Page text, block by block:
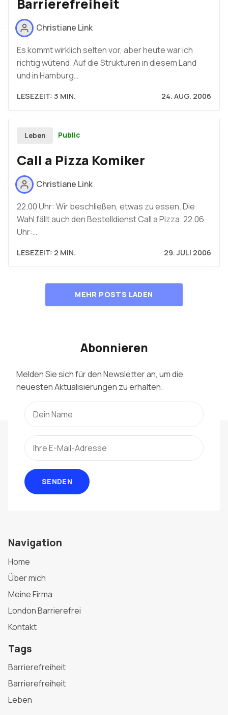
Barrierefreiheit
Christiane Link
Es kommt wirklich selten vor, aber heute war ich
richtig wütend. Auf die Strukturen in diesem Land
und in Hamburg…
LESEZEIT: 3 MIN. 24. AUG. 2006
Leben Public
Call a Pizza Komiker
Christiane Link
22.00 Uhr: Wir beschließen, etwas zu essen. Die
Wahl fällt auch den Bestelldienst Call a Pizza. 22.06
Uhr:…
LESEZEIT: 2 MIN. 29. JULI 2006
MEHR POSTS LADEN
Abonnieren
Melden Sie sich für den Newsletter an, um die
neuesten Aktualisierungen zu erhalten.
SENDEN
Navigation
Home
Über mich
Meine Firma
London Barrierefrei
Kontakt
Tags
Barrierefreiheit
Barrierefreiheit
Leben